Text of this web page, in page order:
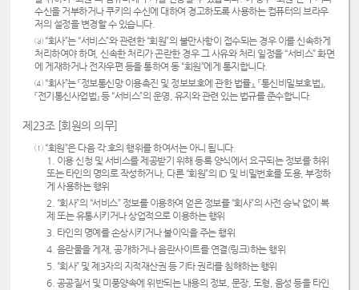
수신을 거부하거나 쿠키의 수신에 대하여 경고하도록 사용하는 컴퓨터의 브라우
저의 설정을 변경할 수 있습니다.
③ “회사”는 “서비스”와 관련한 “회원”의 불만사항이 접수되는 경우 이를 신속하게
처리하여야 하며, 신속한 처리가 곤란한 경우 그 사유와 처리 일정을 “서비스” 화면
에 게재하거나 전자우편 등을 통하여 동 “회원”에게 통지합니다.
④ “회사”는 『정보통신망 이용촉진 및 정보보호에 관한 법률』, 『통신비밀보호법』,
『전기통신사업법』 등 “서비스”의 운영, 유지와 관련 있는 법규를 준수합니다.
제23조 [회원의 의무]
① “회원”은 다음 각 호의 행위를 하여서는 아니 됩니다.
1. 이용 신청 및 서비스를 제공받기 위해 등록 양식에서 요구되는 정보를 허위
또는 타인의 명의로 작성하거나, 다른 “회원”의 ID 및 비밀번호를 도용, 부정하
게 사용하는 행위
2. “회사”의 “서비스” 정보를 이용하여 얻은 정보를 “회사”의 사전 승낙 없이 복
제 또는 유통시키거나 상업적으로 이용하는 행위
3. 타인의 명예를 손상시키거나 불이익을 주는 행위
4. 음란물을 게재, 공개하거나 음란사이트를 연결(링크)하는 행위
5. “회사” 및 제3자의 지적재산권 등 기타 권리를 침해하는 행위
6. 공공질서 및 미풍양속에 위반되는 내용의 정보, 문장, 도형, 음성 등을 타인